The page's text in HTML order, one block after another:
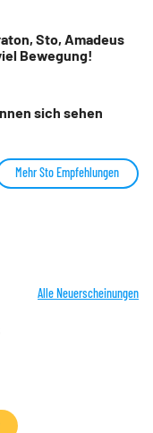
Sto, Amadeus
Bewegung!
sich sehen
Mehr Sto Empfehlungen
Alle Neuerscheinungen